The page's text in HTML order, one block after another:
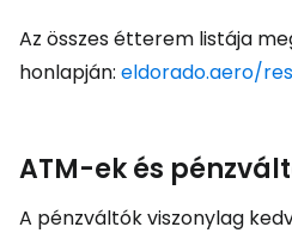
Az összes étterem listája
honlapján: eldorado.aero/
ATM-ek és
A pénzváltók viszonylag